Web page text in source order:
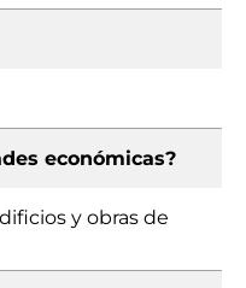
económicas?
y obras de